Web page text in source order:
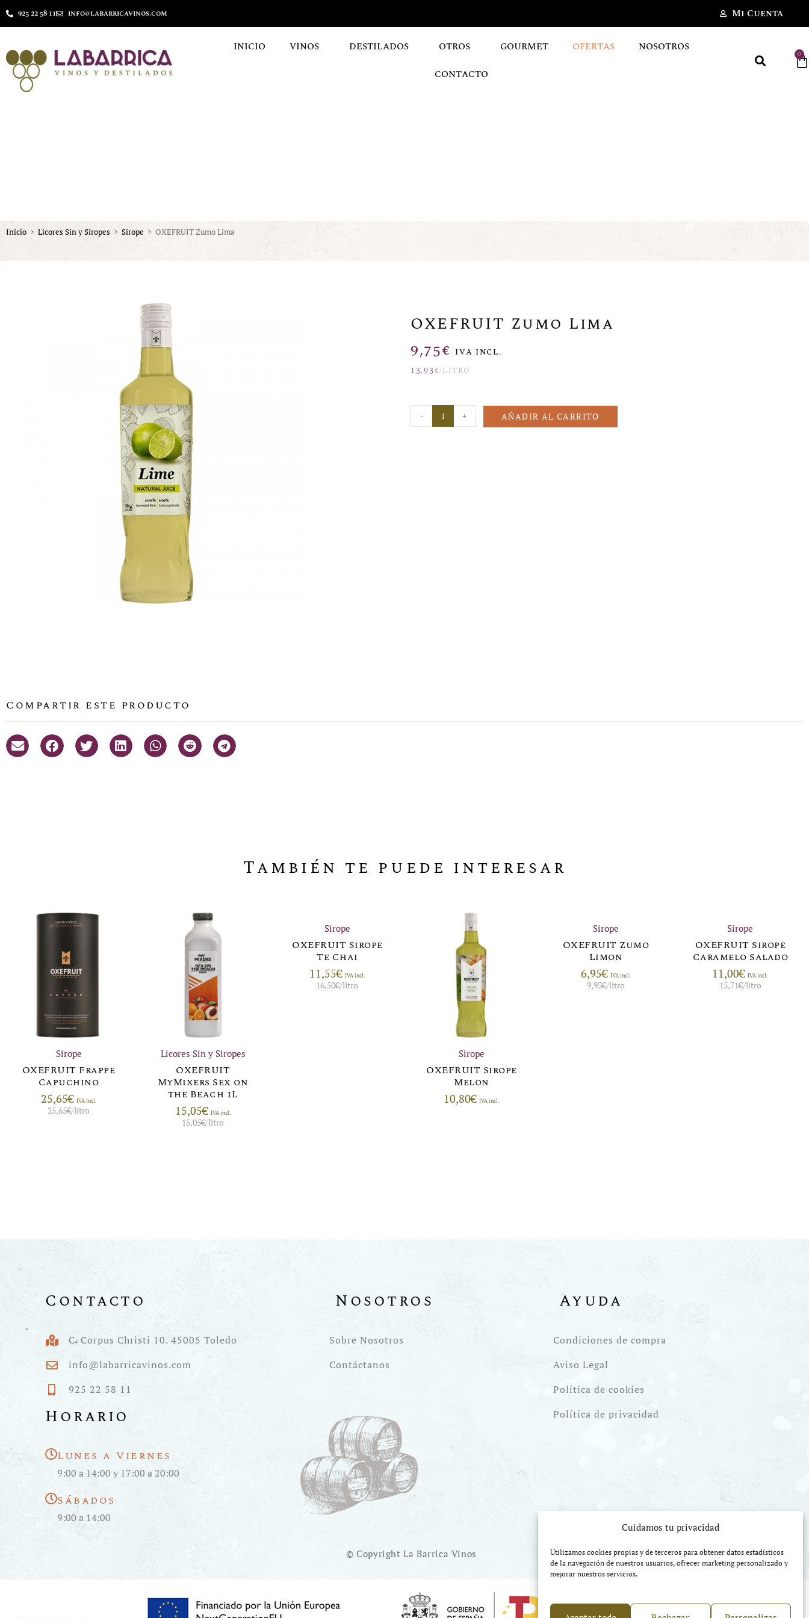
Cuidamos tu privacidad
Utilizamos cookies propias y de terceros para obtener datos estadísticos
de la navegación de nuestros usuarios, ofrecer marketing personalizado y
mejorar nuestros servicios.
925 22 58 11 info@labarricavinos.com Mi Cuenta
INICIO VINOS DESTILADOS OTROS GOURMET OFERTAS
NOSOTROS
CONTACTO
0
Inicio > Licores Sin y Siropes > Sirope > OXEFRUIT Zumo Lima
OXEFRUIT Zumo Lima
9,75€ IVA INCL.
13,93€/litro
- + AÑADIR AL CARRITO
Compartir este producto
También te puede interesar
Sirope
OXEFRUIT Frappe
Capuchino
25,65€ IVA incl.
25,65€/litro
Licores Sin y Siropes
OXEFRUIT
MyMixers Sex on
the Beach 1L
15,05€ IVA incl.
15,05€/litro
Sirope
OXEFRUIT Sirope
Te Chai
11,55€ IVA incl.
16,50€/litro
Sirope
OXEFRUIT Sirope
Melon
10,80€ IVA incl.
Sirope
OXEFRUIT Zumo
Limon
6,95€ IVA incl.
9,93€/litro
Sirope
OXEFRUIT Sirope
Caramelo Salado
11,00€ IVA incl.
15,71€/litro
Contacto
C. Corpus Christi 10. 45005 Toledo
info@labarricavinos.com
925 22 58 11
Horario
Lunes a Viernes
9:00 a 14:00 y 17:00 a 20:00
Sábados
9:00 a 14:00
Nosotros
Sobre Nosotros
Contáctanos
Ayuda
Condiciones de compra
Aviso Legal
Política de cookies
Política de privacidad
© Copyright La Barrica Vinos